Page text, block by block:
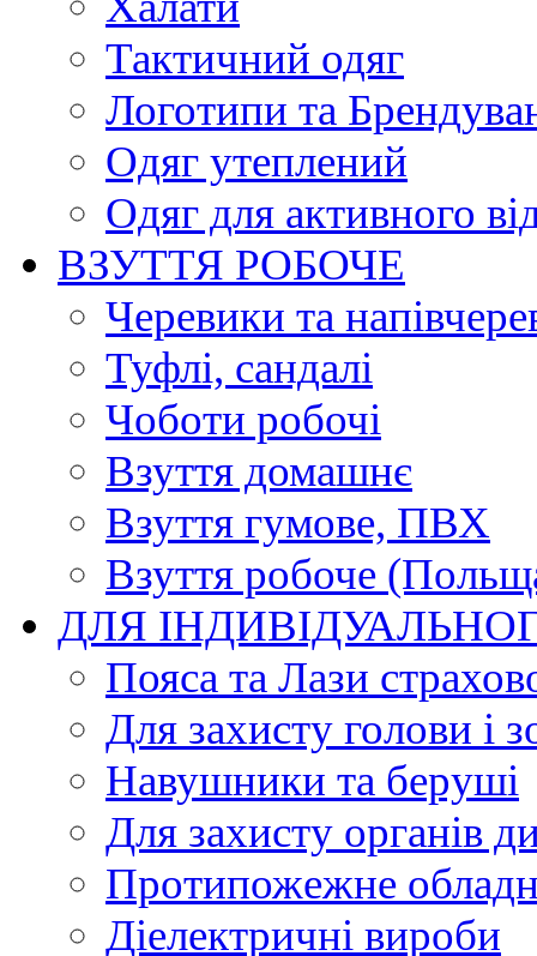
Тактичний одяг
Логотипи та
Одяг утеплений
Одяг для активного
ВЗУТТЯ РОБОЧЕ
Черевики та
Туфлі, сандалі
Чоботи робочі
Взуття домашнє
Взуття гумове, ПВХ
Взуття робоче
ДЛЯ
Пояса та Лази
Для захисту голови і
Навушники та беруші
Для захисту органів
Протипожежне
Діелектричні вироби